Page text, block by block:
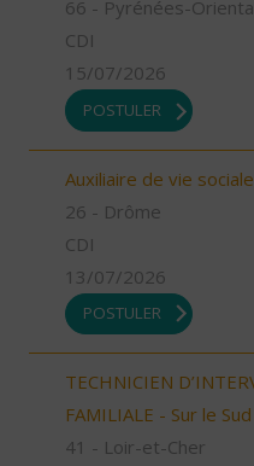
66 - Pyrénées-
CDI
15/07/2026
POSTULER
Auxiliaire de vie
26 - Drôme
CDI
13/07/2026
POSTULER
TECHNICIEN
FAMILIALE - Sur le
41 - Loir-et-Cher